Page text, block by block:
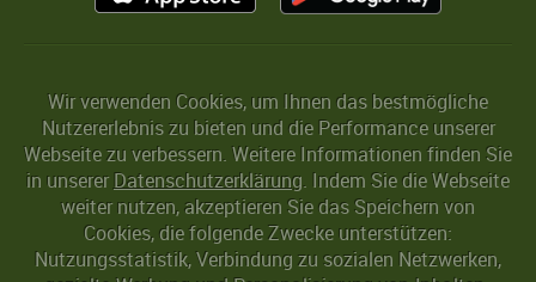
Wir verwenden Cookies, um Ihnen das bestmögliche
Nutzererlebnis zu bieten und die Performance unserer
Webseite zu verbessern. Weitere Informationen finden Sie
in unsererDatenschutzerklärung. Indem Sie die Webseite
weiter nutzen, akzeptieren Sie das Speichern von
Cookies, die folgende Zwecke unterstützen:
Nutzungsstatistik, Verbindung zu sozialen Netzwerken,